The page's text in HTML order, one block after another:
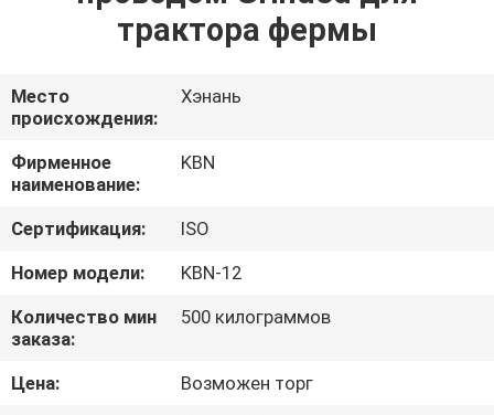
ПУТЕШЕСТВИЕ
ФАБРИКИ
ПРОВЕРКА
КАЧЕСТВА
СВЯЖИТЕСЬ
МЫ
трактора фермы
Место
происхождения:
Хэнань
Фирменное
наименование:
KBN
Сертификация:
ISO
Номер модели:
KBN-12
Количество мин
заказа:
500 килограммов
Цена:
Возможен торг